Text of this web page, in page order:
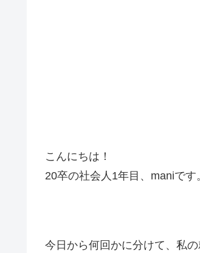
こんにちは！
20卒の社会人1年目、maniです
今日から何回かに分けて、私